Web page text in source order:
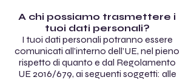
A chi possiamo trasmettere i
tuoi dati personali?
I tuoi dati personali potranno essere
comunicati all’interno dell’UE, nel pieno
rispetto di quanto e dal Regolamento
UE 2016/679, ai seguenti soggetti: alle